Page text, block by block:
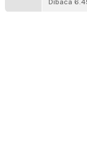
Dibaca